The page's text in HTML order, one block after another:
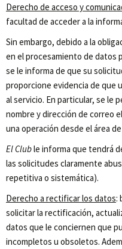
Derecho de acceso y
facultad de acceder a la
Sin embargo, debido a la
en el procesamiento de datos
se le informa de que su
proporcione evidencia de que
al servicio. En particular, se le
nombre y dirección de correo
una operación desde el área
El Cluble informa que tendrá
las solicitudes claramente
repetitiva o sistemática).
Derecho a rectificar los datos:
solicitar la rectificación,
datos que le conciernen que
incompletos u obsoletos.